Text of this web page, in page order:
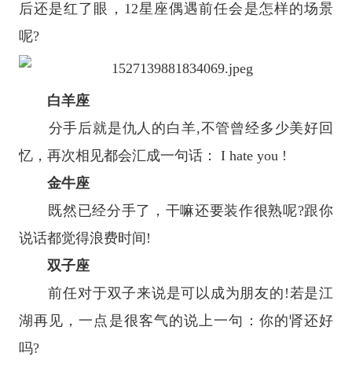
后还是红了眼， 12星座偶遇前任会是怎样的场景
呢?
白羊座
分手后就是仇人的白羊,不管曾经多少美好回
忆，再次相见都会汇成一句话： I hate you !
金牛座
既然已经分手了，干嘛还要装作很熟呢?跟你
说话都觉得浪费时间!
双子座
前任对于双子来说是可以成为朋友的!若是江
湖再见，一点是很客气的说上一句：你的肾还好
吗?